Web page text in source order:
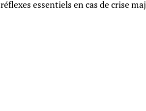
réflexes essentiels en cas de crise